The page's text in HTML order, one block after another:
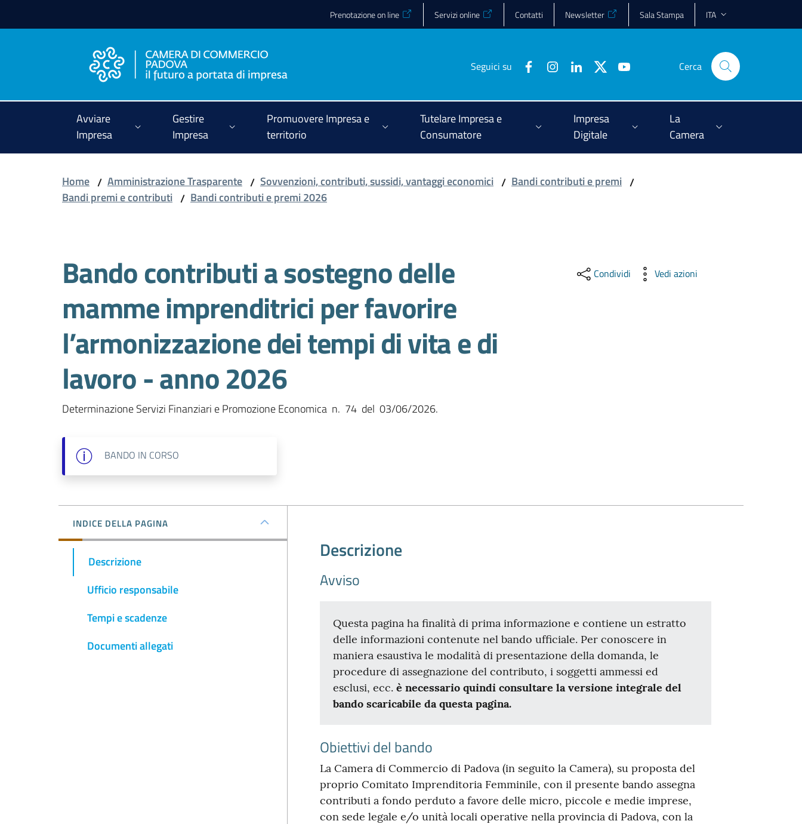
Prenotazione on line Servizi online Contatti Newsletter Sala Stampa ITA
Seguici su Cerca
Avviare
Impresa
Gestire
Impresa
Promuovere Impresa e
territorio
Tutelare Impresa e
Consumatore
Impresa
Digitale
La
Camera
Home / Amministrazione Trasparente / Sovvenzioni, contributi, sussidi, vantaggi economici / Bandi contributi e premi /
Bandi premi e contributi / Bandi contributi e premi 2026
Bando contributi a sostegno delle
mamme imprenditrici per favorire
l’armonizzazione dei tempi di vita e di
lavoro - anno 2026
Determinazione Servizi Finanziari e Promozione Economica  n.  74  del  03/06/2026.
BANDO IN CORSO
Condividi Vedi azioni
INDICE DELLA PAGINA
Descrizione
Ufficio responsabile
Tempi e scadenze
Documenti allegati
Descrizione
Avviso
Questa pagina ha finalità di prima informazione e contiene un estratto
delle informazioni contenute nel bando ufficiale. Per conoscere in
maniera esaustiva le modalità di presentazione della domanda, le
procedure di assegnazione del contributo, i soggetti ammessi ed
esclusi, ecc.è necessario quindi consultare la versione integrale del
bando scaricabile da questa pagina.
Obiettivi del bando
La Camera di Commercio di Padova (in seguito la Camera), su proposta del
proprio Comitato Imprenditoria Femminile, con il presente bando assegna
contributi a fondo perduto a favore delle micro, piccole e medie imprese,
con sede legale e/o unità locali operative nella provincia di Padova, con la